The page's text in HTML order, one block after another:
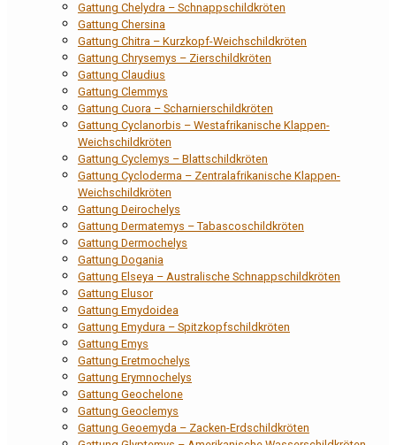
Gattung Chelydra – Schnappschildkröten
Gattung Chersina
Gattung Chitra – Kurzkopf-Weichschildkröten
Gattung Chrysemys – Zierschildkröten
Gattung Claudius
Gattung Clemmys
Gattung Cuora – Scharnierschildkröten
Gattung Cyclanorbis – Westafrikanische Klappen-
Weichschildkröten
Gattung Cyclemys – Blattschildkröten
Gattung Cycloderma – Zentralafrikanische Klappen-
Weichschildkröten
Gattung Deirochelys
Gattung Dermatemys – Tabascoschildkröten
Gattung Dermochelys
Gattung Dogania
Gattung Elseya – Australische Schnappschildkröten
Gattung Elusor
Gattung Emydoidea
Gattung Emydura – Spitzkopfschildkröten
Gattung Emys
Gattung Eretmochelys
Gattung Erymnochelys
Gattung Geochelone
Gattung Geoclemys
Gattung Geoemyda – Zacken-Erdschildkröten